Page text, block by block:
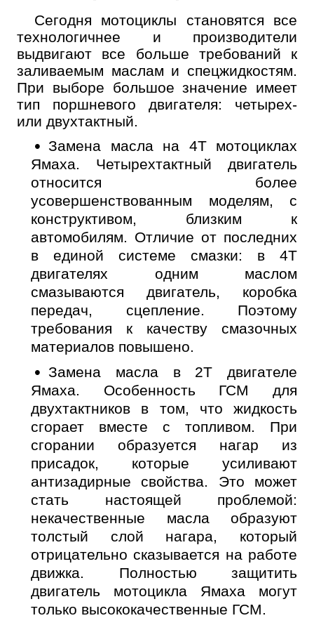
Сегодня мотоциклы становятся все
технологичнее и производители
выдвигают все больше требований к
заливаемым маслам и спецжидкостям.
При выборе большое значение имеет
тип поршневого двигателя: четырех-
или двухтактный.
Замена масла на 4Т мотоциклах
Ямаха. Четырехтактный двигатель
относится более
усовершенствованным моделям, с
конструктивом, близким к
автомобилям. Отличие от последних
в единой системе смазки: в 4Т
двигателях одним маслом
смазываются двигатель, коробка
передач, сцепление. Поэтому
требования к качеству смазочных
материалов повышено.
Замена масла в 2Т двигателе
Ямаха. Особенность ГСМ для
двухтактников в том, что жидкость
сгорает вместе с топливом. При
сгорании образуется нагар из
присадок, которые усиливают
антизадирные свойства. Это может
стать настоящей проблемой:
некачественные масла образуют
толстый слой нагара, который
отрицательно сказывается на работе
движка. Полностью защитить
двигатель мотоцикла Ямаха могут
только высококачественные ГСМ.
Онлайн запись
Выберите одну или несколько услуг
Далее
История обслуживания
Номер телефона
ОК